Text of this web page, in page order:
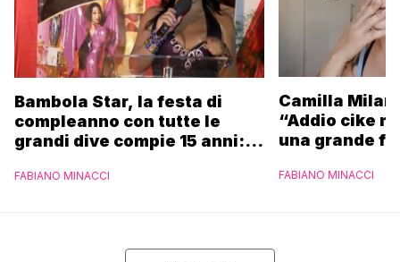
Bambola Star, la festa di
compleanno con tutte le
grandi dive compie 15 anni: il
FABIANO MINACCI
Camilla
“Addio cike
una grande
FABIANO MINACCI